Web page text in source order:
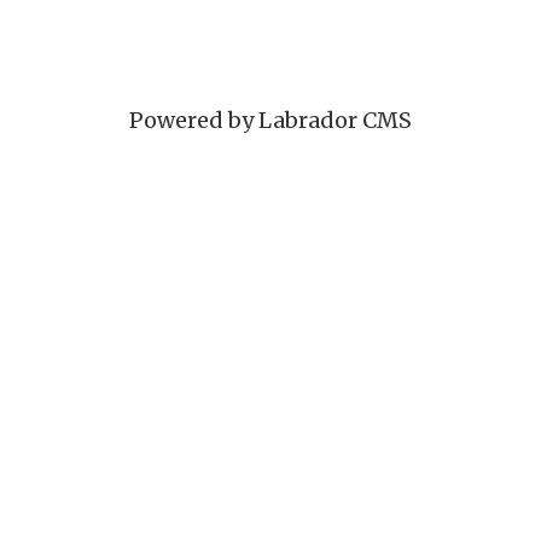
Powered by Labrador CMS